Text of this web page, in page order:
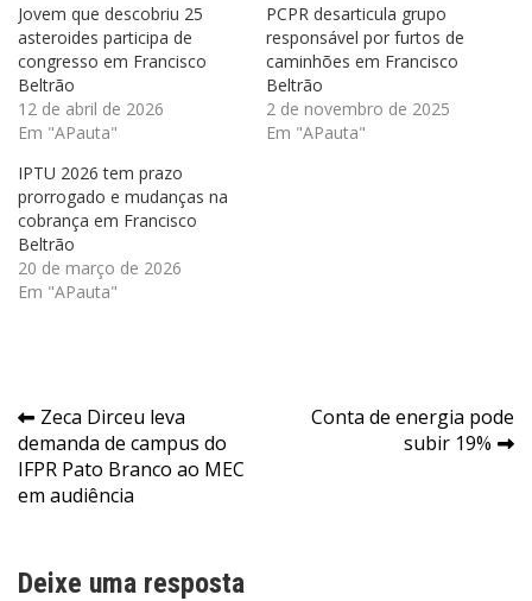
Jovem que descobriu 25
asteroides participa de
congresso em Francisco
Beltrão
12 de abril de 2026
Em "APauta"
PCPR desarticula grupo
responsável por furtos de
caminhões em Francisco
Beltrão
2 de novembro de 2025
Em "APauta"
IPTU 2026 tem prazo
prorrogado e mudanças na
cobrança em Francisco
Beltrão
20 de março de 2026
Em "APauta"
Navegação
de
Post
Zeca Dirceu leva
demanda de campus do
IFPR Pato Branco ao MEC
em audiência
Conta de energia pode
subir 19%
Deixe uma resposta